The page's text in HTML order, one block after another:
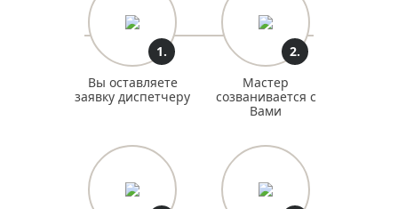
1.
Вы оставляете
заявку диспетчеру
2.
Мастер
созванивается с
Вами